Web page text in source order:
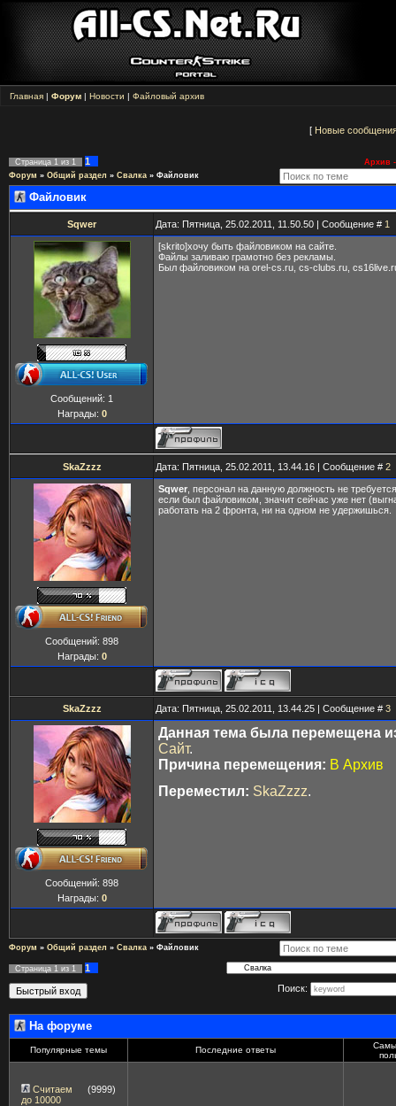
Главная | Форум | Новости | Файловый архив
[ Новые
Страница 1 из 1 1
Архив -
Форум » Общий раздел » Свалка » Файловик
Файловик
Sqwer Дата: Пятница, 25.02.2011, 11.50.50 | Сообщение # 1
Сообщений: 1
Награды: 0
[skrito]хочу быть файловиком на сайте.
Файлы заливаю грамотно без рекламы.
Был файловиком на orel-cs.ru, cs-clubs.ru,
SkaZzzz Дата: Пятница, 25.02.2011, 13.44.16 | Сообщение # 2
Сообщений: 898
Награды: 0
Sqwer , персонал на данную должность не
если был файловиком, значит сейчас уже нет
работать на 2 фронта, ни на одном не удержишься.
SkaZzzz Дата: Пятница, 25.02.2011, 13.44.25 | Сообщение # 3
Сообщений: 898
Награды: 0
Данная тема была перемещена
Сайт.
Причина перемещения: В Архив
Переместил: SkaZzzz.
Форум » Общий раздел » Свалка » Файловик
Страница 1 из 1
1
Поиск:
На форуме
Популярные темы Последние ответы
Считаем
до 10000
(9999)